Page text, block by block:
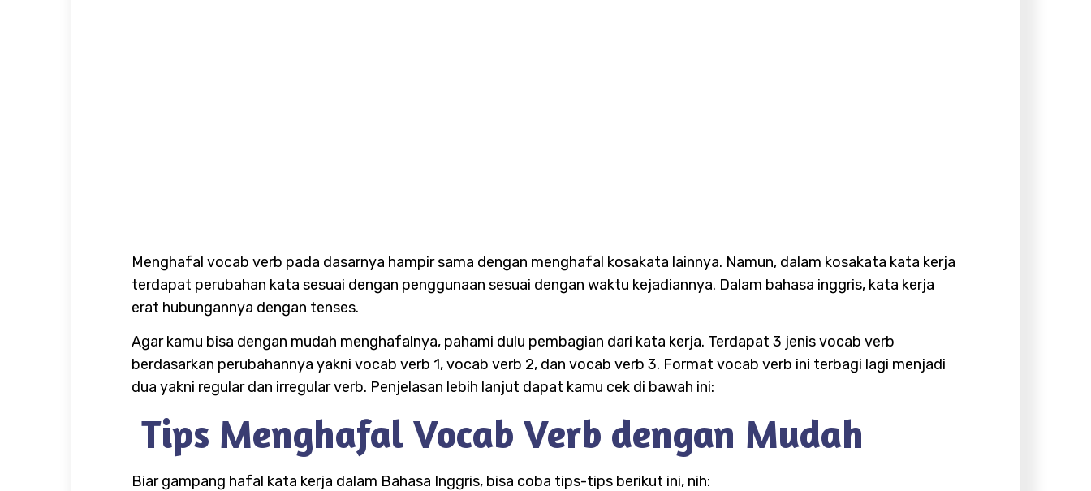
Menghafal vocab verb pada dasarnya hampir sama dengan menghafal kosakata lainnya. Namun, dalam kosakata kata kerja
terdapat perubahan kata sesuai dengan penggunaan sesuai dengan waktu kejadiannya. Dalam bahasa inggris, kata kerja
erat hubungannya dengan tenses.
Agar kamu bisa dengan mudah menghafalnya, pahami dulu pembagian dari kata kerja. Terdapat 3 jenis vocab verb
berdasarkan perubahannya yakni vocab verb 1, vocab verb 2, dan vocab verb 3. Format vocab verb ini terbagi lagi menjadi
dua yakni regular dan irregular verb. Penjelasan lebih lanjut dapat kamu cek di bawah ini:
Tips Menghafal Vocab Verb dengan Mudah
Biar gampang hafal kata kerja dalam Bahasa Inggris, bisa coba tips-tips berikut ini, nih: